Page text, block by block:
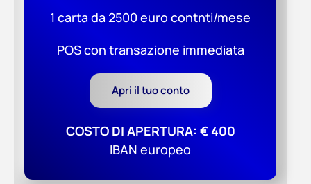
1 carta da 2500 euro contnti/mese
POS con transazione immediata
Apri il tuo conto
COSTO DI APERTURA: € 400
IBAN europeo